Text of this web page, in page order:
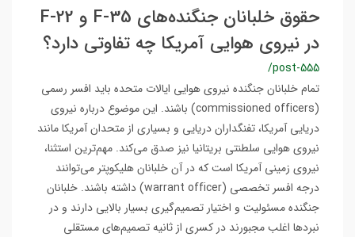
حقوق خلبانان جنگنده‌های F-35 و F-22
در نیروی هوایی آمریکا چه تفاوتی دارد؟
/post-555
تمام خلبانان جنگنده نیروی هوایی ایالات متحده باید افسر رسمی
(commissioned officers) باشند. این موضوع درباره نیروی
دریایی آمریکا، تفنگداران دریایی و بسیاری از متحدان آمریکا مانند
نیروی هوایی سلطنتی بریتانیا نیز صدق می‌کند. مهم‌ترین استثنا،
نیروی زمینی آمریکا است که در آن خلبانان هلیکوپتر می‌توانند
درجه افسر تخصصی (warrant officer) داشته باشند. خلبانان
جنگنده مسئولیت و اختیار تصمیم‌گیری بسیار بالایی دارند و در
نبردها اغلب مجبورند در کسری از ثانیه تصمیم‌های مستقلی